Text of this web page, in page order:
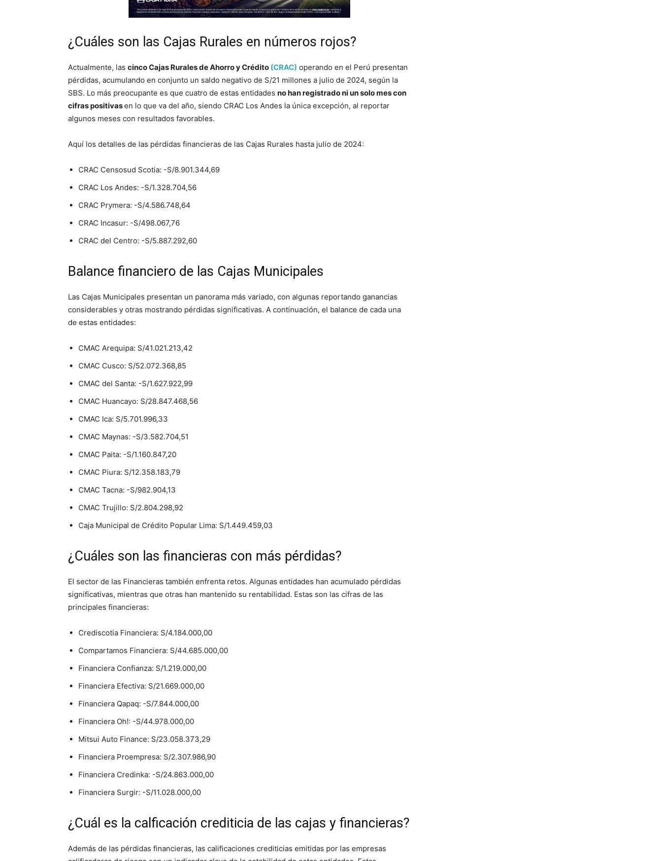
¿Cuáles son las Cajas Rurales en números rojos?
Actualmente, las cinco Cajas Rurales de Ahorro y Crédito (CRAC) operando en el Perú presentan
pérdidas, acumulando en conjunto un saldo negativo de S/21 millones a julio de 2024, según la
SBS. Lo más preocupante es que cuatro de estas entidades no han registrado ni un solo mes con
cifras positivasen lo que va del año, siendo CRAC Los Andes la única excepción, al reportar
algunos meses con resultados favorables.
Aquí los detalles de las pérdidas financieras de las Cajas Rurales hasta julio de 2024:
CRAC Censosud Scotia: -S/8.901.344,69
CRAC Los Andes: -S/1.328.704,56
CRAC Prymera: -S/4.586.748,64
CRAC Incasur: -S/498.067,76
CRAC del Centro: -S/5.887.292,60
Balance financiero de las Cajas Municipales
Las Cajas Municipales presentan un panorama más variado, con algunas reportando ganancias
considerables y otras mostrando pérdidas significativas. A continuación, el balance de cada una
de estas entidades:
CMAC Arequipa: S/41.021.213,42
CMAC Cusco: S/52.072.368,85
CMAC del Santa: -S/1.627.922,99
CMAC Huancayo: S/28.847.468,56
CMAC Ica: S/5.701.996,33
CMAC Maynas: -S/3.582.704,51
CMAC Paita: -S/1.160.847,20
CMAC Piura: S/12.358.183,79
CMAC Tacna: -S/982.904,13
CMAC Trujillo: S/2.804.298,92
Caja Municipal de Crédito Popular Lima: S/1.449.459,03
¿Cuáles son las financieras con más pérdidas?
El sector de las Financieras también enfrenta retos. Algunas entidades han acumulado pérdidas
significativas, mientras que otras han mantenido su rentabilidad. Estas son las cifras de las
principales financieras:
Crediscotia Financiera: S/4.184.000,00
Compartamos Financiera: S/44.685.000,00
Financiera Confianza: S/1.219.000,00
Financiera Efectiva: S/21.669.000,00
Financiera Qapaq: -S/7.844.000,00
Financiera Oh!: -S/44.978.000,00
Mitsui Auto Finance: S/23.058.373,29
Financiera Proempresa: S/2.307.986,90
Financiera Credinka: -S/24.863.000,00
Financiera Surgir: -S/11.028.000,00
¿Cuál es la calficación crediticia de las cajas y financieras?
Además de las pérdidas financieras, las calificaciones crediticias emitidas por las empresas